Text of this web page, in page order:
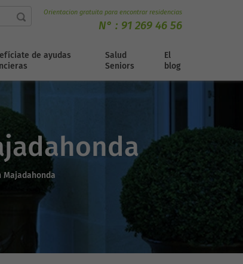
Orientacion gratuita para encontrar residencias
N° : 91 269 46 56
de ayudas
Salud
Seniors
El
blog
Majadahonda